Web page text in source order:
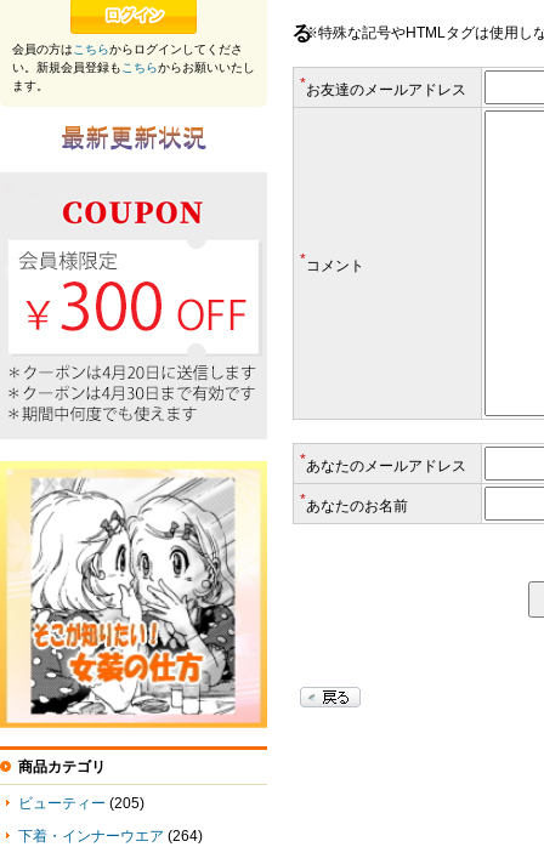
る※特殊な記号やHTMLタグは使用し
*お友達のメールアドレス
*コメント
*あなたのメールアドレス
*あなたのお名前
会員の方はこちらからログインしてくださ
い。新規会員登録もこちらからお願いいたし
ます。
商品カテゴリ
ビューティー (205)
下着・インナーウエア (264)